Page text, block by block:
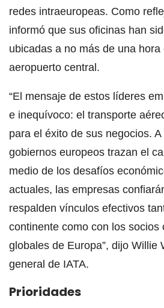
redes intraeuropeas. Como
informó que sus oficinas han
ubicadas a no más de una
aeropuerto central.
“El mensaje de estos líderes
e inequívoco: el transporte
para el éxito de sus negocios.
gobiernos europeos trazan el
medio de los desafíos
actuales, las empresas
respalden vínculos efectivos
continente como con los socios
globales de Europa”, dijo Willie
general de IATA.
Prioridades